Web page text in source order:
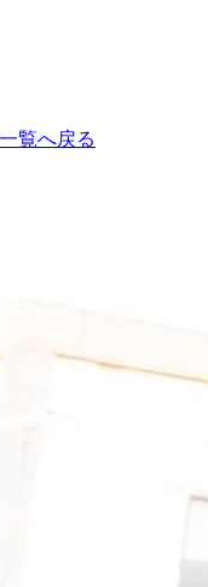
一覧へ戻る